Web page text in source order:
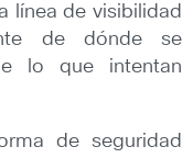
línea de visibilidad
de dónde se
lo que intentan
de seguridad